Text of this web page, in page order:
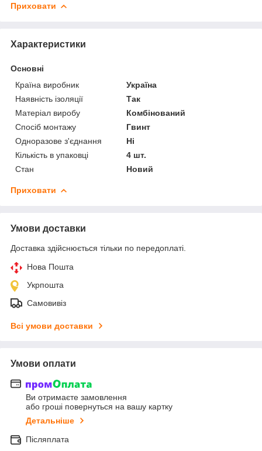
Приховати
Характеристики
Основні
Країна виробник
Україна
Наявність ізоляції
Так
Матеріал виробу
Комбінований
Спосіб монтажу
Гвинт
Одноразове з'єднання
Ні
Кількість в упаковці
4 шт.
Стан
Новий
Приховати
Умови доставки
Доставка здійснюється тільки по передоплаті.
Нова Пошта
Укрпошта
Самовивіз
Всі умови доставки
Умови оплати
Ви отримаєте замовлення
або гроші повернуться на вашу картку
Детальніше
Післяплата